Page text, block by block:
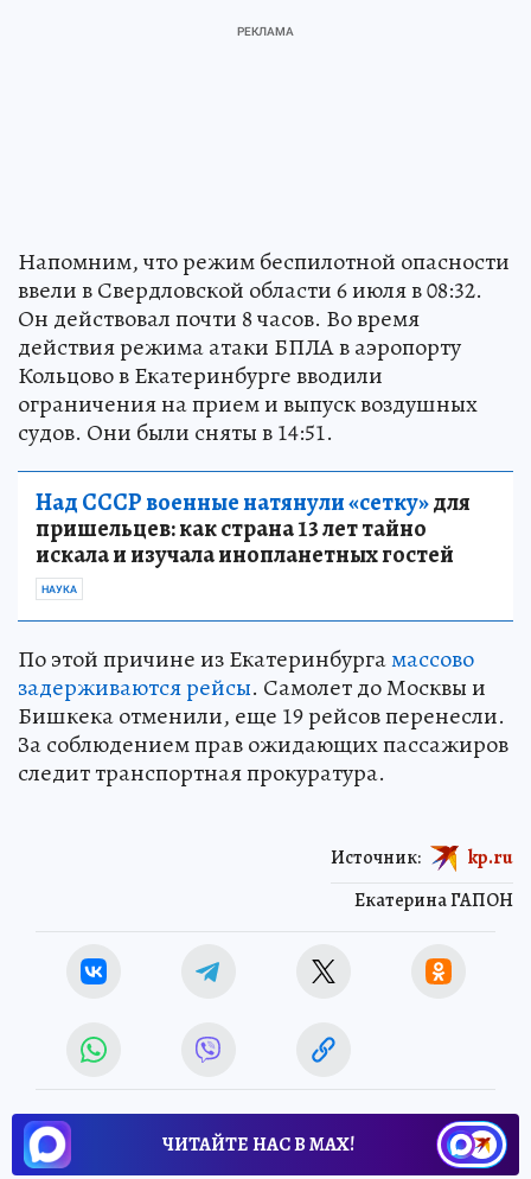
Напомним, что режим беспилотной опасности
ввели в Свердловской области 6 июля в 08:32.
Он действовал почти 8 часов. Во время
действия режима атаки БПЛА в аэропорту
Кольцово в Екатеринбурге вводили
ограничения на прием и выпуск воздушных
судов. Они были сняты в 14:51.
Над СССР военные натянули «сетку»для
пришельцев: как страна 13 лет тайно
искала и изучала инопланетных гостей
НАУКА
По этой причине из Екатеринбургамассово
задерживаются рейсы. Самолет до Москвы и
Бишкека отменили, еще 19 рейсов перенесли.
За соблюдением прав ожидающих пассажиров
следит транспортная прокуратура.
Екатерина ГАПОН
Источник: kp.ru
ЧИТАЙТЕ НАС В МАХ!